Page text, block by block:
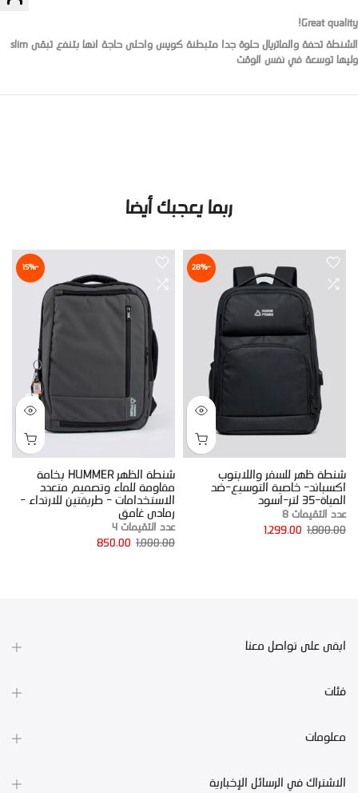
Great quality!
الشنطة تحفة والماتريال حلوة جدا متبطنة كويس واحلى حاجة انها بتنفع تبقى slim
وليها توسعة في نفس الوقت
ربما يعجبك أيضا
-28%
شنطة ظهر للسفر واللابتوب
اكسباند- خاصية التوسيع-ضد
المياة-35 لتر-اسود
عدد التقيمات 8
1,800.00
1,299.00
-15%
شنطة الظهر HUMMER بخامة
مقاومة للماء وتصميم متعدد
الاستخدامات - طريقتين للارتداء -
رمادى غامق
عدد التقيمات 4
1,000.00
850.00
ابقى على تواصل معنا
فئات
معلومات
الاشتراك في الرسائل الإخبارية